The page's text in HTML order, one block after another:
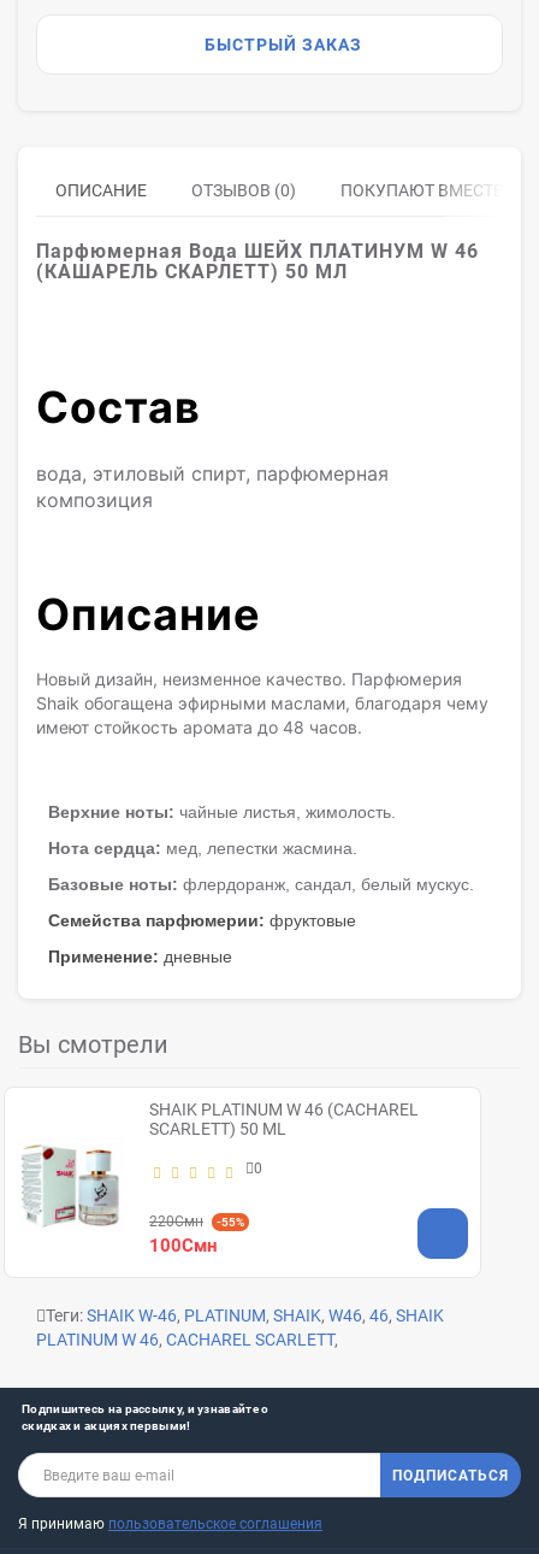
БЫСТРЫЙ ЗАКАЗ
ОПИСАНИЕ ОТЗЫВОВ (0) ПОКУПАЮТ ВМЕСТЕ
Парфюмерная Вода ШЕЙХ ПЛАТИНУМ W 46
(КАШАРЕЛЬ СКАРЛЕТТ) 50 МЛ
Состав
вода, этиловый спирт, парфюмерная
композиция
Описание
Новый дизайн, неизменное качество. Парфюмерия
Shaik обогащена эфирными маслами, благодаря чему
имеют стойкость аромата до 48 часов.
Верхние ноты: чайные листья, жимолость.
Нота сердца: мед, лепестки жасмина.
Базовые ноты: флердоранж, сандал, белый мускус.
Семейства парфюмерии: фруктовые
Применение: дневные
Вы смотрели
SHAIK PLATINUM W 46 (CACHAREL
SCARLETT) 50 ML
0
220Смн -55%
100Смн
Теги:SHAIK W-46, PLATINUM, SHAIK, W46, 46, SHAIK
PLATINUM W 46, CACHAREL SCARLETT,
Подпишитесь на рассылку, и узнавайте о
скидках и акциях первыми!
ПОДПИСАТЬСЯ
Я принимаю пользовательское соглашения